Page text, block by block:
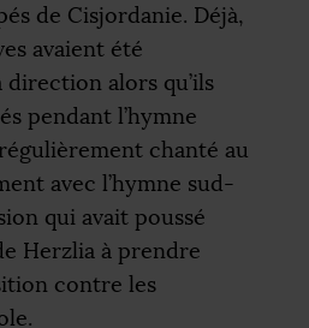
de Cisjordanie. Déjà,
avaient été
alors qu’ils
pendant l’hymne
chanté au
avec l’hymne sud-
qui avait poussé
Herzlia à prendre
contre les